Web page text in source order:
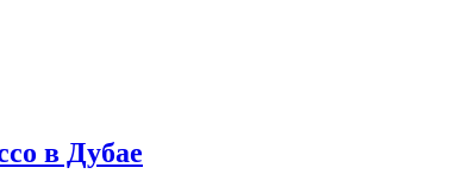
в Дубае